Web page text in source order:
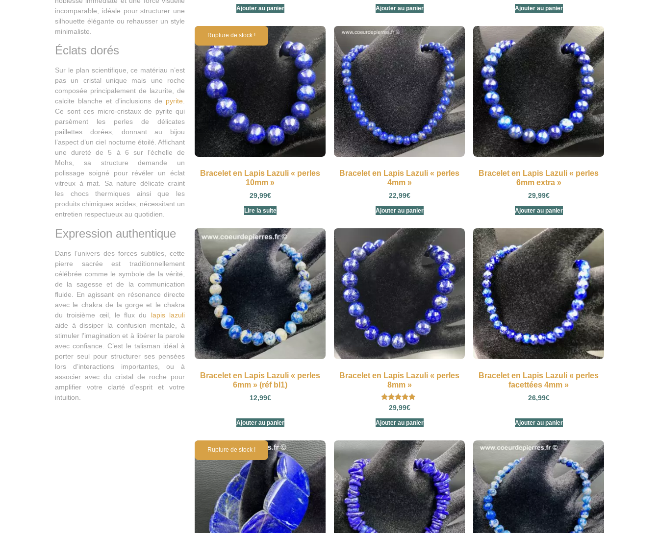
incomparable, idéale pour structurer une
silhouette élégante ou rehausser un style
minimaliste.
Éclats dorés
Sur le plan scientifique, ce matériau n’est
pas un cristal unique mais une roche
composée principalement de lazurite, de
calcite blanche et d’inclusions de pyrite.
Ce sont ces micro-cristaux de pyrite qui
parsèment les perles de délicates
paillettes dorées, donnant au bijou
l’aspect d’un ciel nocturne étoilé. Affichant
une dureté de 5 à 6 sur l’échelle de
Mohs, sa structure demande un
polissage soigné pour révéler un éclat
vitreux à mat. Sa nature délicate craint
les chocs thermiques ainsi que les
produits chimiques acides, nécessitant un
entretien respectueux au quotidien.
Expression authentique
Dans l’univers des forces subtiles, cette
pierre sacrée est traditionnellement
célébrée comme le symbole de la vérité,
de la sagesse et de la communication
fluide. En agissant en résonance directe
avec le chakra de la gorge et le chakra
du troisième œil, le flux du lapis lazuli
aide à dissiper la confusion mentale, à
stimuler l’imagination et à libérer la parole
avec confiance. C’est le talisman idéal à
porter seul pour structurer ses pensées
lors d’interactions importantes, ou à
associer avec du cristal de roche pour
amplifier votre clarté d’esprit et votre
intuition.
Ajouter au panier Ajouter au panier Ajouter au panier
Bracelet en Lapis Lazuli « perles
10mm »
29,99€
Lire la suite
Bracelet en Lapis Lazuli « perles
4mm »
22,99€
Ajouter au panier
Bracelet en Lapis Lazuli « perles
6mm extra »
29,99€
Ajouter au panier
Bracelet en Lapis Lazuli « perles
6mm » (réf bl1)
12,99€
Ajouter au panier
Bracelet en Lapis Lazuli « perles
8mm »
Note
5.00
sur 5
29,99€
Ajouter au panier
Bracelet en Lapis Lazuli « perles
facettées 4mm »
26,99€
Ajouter au panier